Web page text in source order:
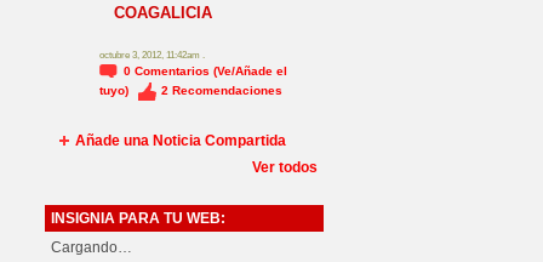
COAGALICIA
octubre 3, 2012, 11:42am .
0 Comentarios (Ve/Añade el
tuyo)
2 Recomendaciones
Añade una Noticia Compartida
Ver todos
INSIGNIA PARA TU WEB:
Cargando…